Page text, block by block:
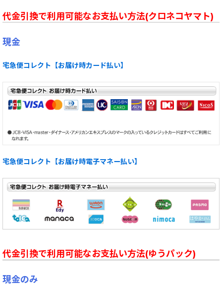
代金引換で利用可能なお支払い方法(クロネコヤマト)
現金
宅急便コレクト【お届け時カード払い】
宅急便コレクト【お届け時電子マネー払い】
代金引換で利用可能なお支払い方法(ゆうパック)
現金のみ